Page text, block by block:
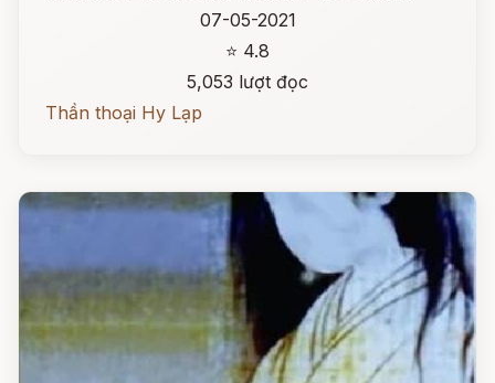
07-05-2021
⭐ 4.8
5,053 lượt đọc
Thần thoại Hy Lạp